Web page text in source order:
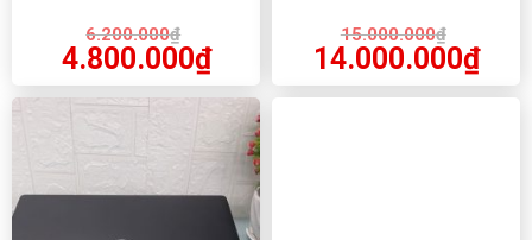
6.200.000₫
4.800.000₫
15.000.000₫
14.000.000₫